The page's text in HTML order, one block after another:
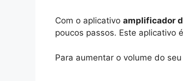
Com o aplicativo amplificador
poucos passos. Este aplicativo
Para aumentar o volume do